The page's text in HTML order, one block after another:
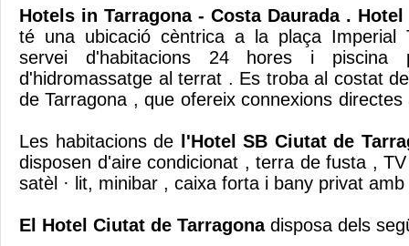
Hotels in Tarragona - Costa Daurada. Hotel
té una ubicació cèntrica a la plaça Imperial
servei d'habitacions 24 hores i piscina
d'hidromassatge al terrat . Es troba al costat
de Tarragona , que ofereix connexions
Les habitacions de
l'Hotel SB Ciutat de
disposen d'aire condicionat , terra de fusta ,
satèl · lit, minibar , caixa forta i bany privat
El Hotel Ciutat de Tarragonadisposa dels